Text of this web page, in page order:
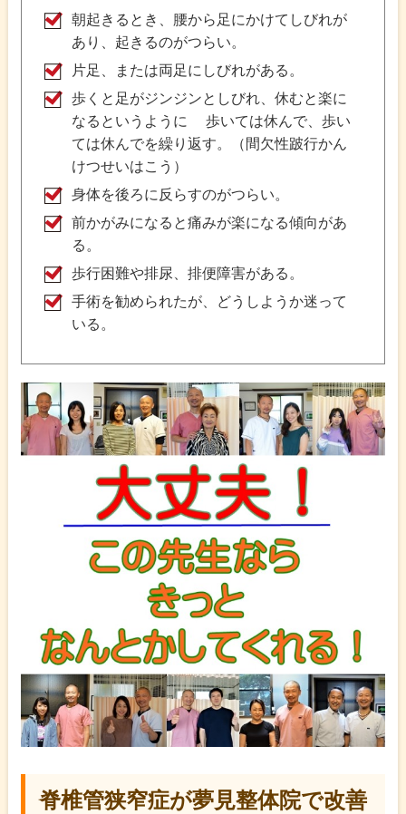
朝起きるとき、腰から足にかけてしびれが
あり、起きるのがつらい。
片足、または両足にしびれがある。
歩くと足がジンジンとしびれ、休むと楽に
なるというように 歩いては休んで、歩い
ては休んでを繰り返す。（間欠性跛行かん
けつせいはこう）
身体を後ろに反らすのがつらい。
前かがみになると痛みが楽になる傾向があ
る。
歩行困難や排尿、排便障害がある。
手術を勧められたが、どうしようか迷って
いる。
脊椎管狭窄症が夢見整体院で改善